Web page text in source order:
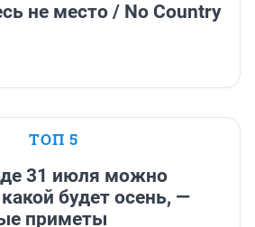
не место / No Country
ТОП 5
31 июля можно
будет осень, —
приметы